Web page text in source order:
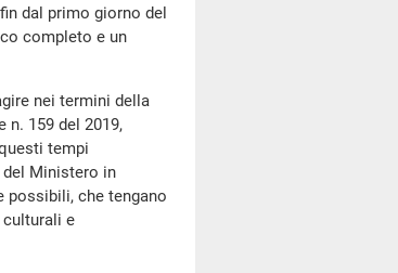
dal primo giorno del
completo e un
nei termini della
n. 159 del 2019,
tempi
del Ministero in
che tengano
e